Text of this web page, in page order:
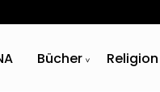
Bücher Religion